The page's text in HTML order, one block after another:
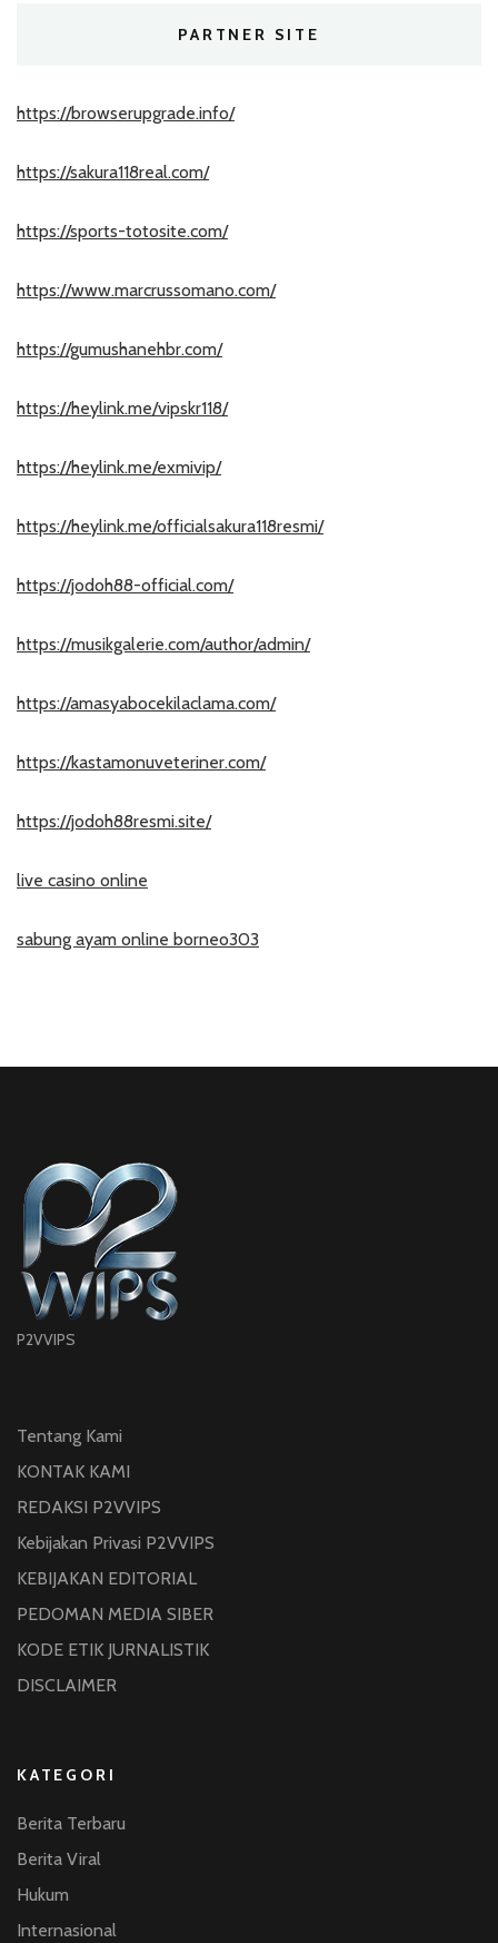
PARTNER SITE
https://browserupgrade.info/
https://sakura118real.com/
https://sports-totosite.com/
https://www.marcrussomano.com/
https://gumushanehbr.com/
https://heylink.me/vipskr118/
https://heylink.me/exmivip/
https://heylink.me/officialsakura118resmi/
https://jodoh88-official.com/
https://musikgalerie.com/author/admin/
https://amasyabocekilaclama.com/
https://kastamonuveteriner.com/
https://jodoh88resmi.site/
live casino online
sabung ayam online borneo303
P2VVIPS
Tentang Kami
KONTAK KAMI
REDAKSI P2VVIPS
Kebijakan Privasi P2VVIPS
KEBIJAKAN EDITORIAL
PEDOMAN MEDIA SIBER
KODE ETIK JURNALISTIK
DISCLAIMER
KATEGORI
Berita Terbaru
Berita Viral
Hukum
Internasional